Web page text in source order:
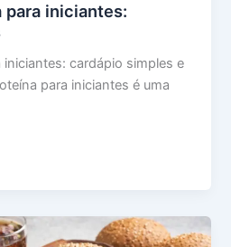
para iniciantes:
iniciantes: cardápio simples e
para iniciantes é uma